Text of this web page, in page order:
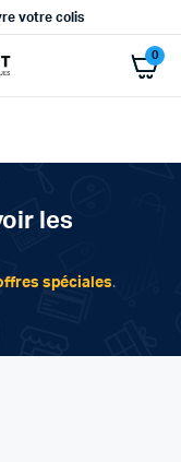
votre colis
0
les
spéciales.